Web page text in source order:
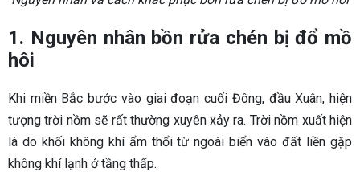
1. Nguyên nhân bồn rửa chén bị đổ mồ
hôi
Khi miền Bắc bước vào giai đoạn cuối Đông, đầu Xuân, hiện
tượng trời nồm sẽ rất thường xuyên xảy ra. Trời nồm xuất hiện
là do khối không khí ẩm thổi từ ngoài biển vào đất liền gặp
không khí lạnh ở tầng thấp.